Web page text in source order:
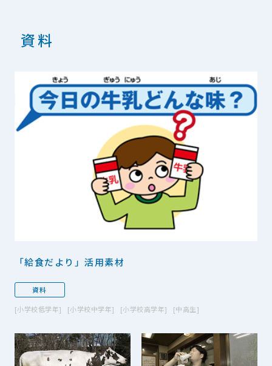
資料
「給食だより」活用素材
資料
小学校低学年
小学校中学年 小学校高学年 中高生